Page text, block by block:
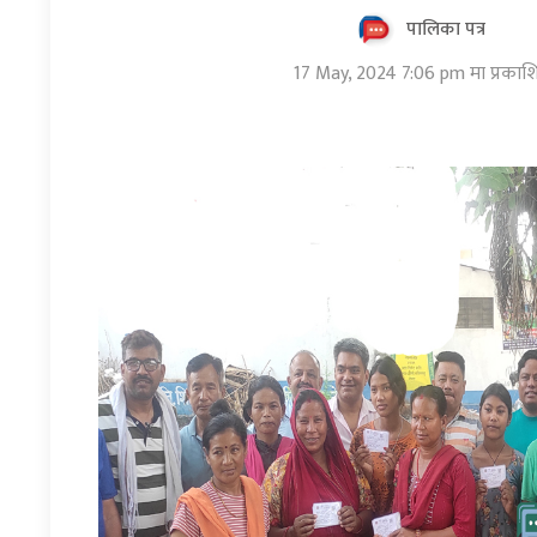
पालिका पत्र
17 May, 2024 7:06 pm मा